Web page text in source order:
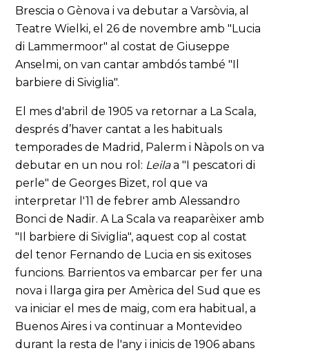
Brescia o Gènova i va debutar a Varsòvia, al
Teatre Wielki, el 26 de novembre amb "Lucia
di Lammermoor" al costat de Giuseppe
Anselmi, on van cantar ambdós també "Il
barbiere di Siviglia".
El mes d'abril de 1905 va retornar a La Scala,
després d’haver cantat a les habituals
temporades de Madrid, Palerm i Nàpols on va
debutar en un nou rol: Leilaa "I pescatori di
perle" de Georges Bizet, rol que va
interpretar l'11 de febrer amb Alessandro
Bonci de Nadir. A La Scala va reaparèixer amb
"Il barbiere di Siviglia", aquest cop al costat
del tenor Fernando de Lucia en sis exitoses
funcions. Barrientos va embarcar per fer una
nova i llarga gira per Amèrica del Sud que es
va iniciar el mes de maig, com era habitual, a
Buenos Aires i va continuar a Montevideo
durant la resta de l'any i inicis de 1906 abans